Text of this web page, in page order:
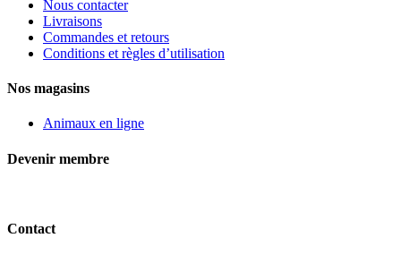
Nous contacter
Livraisons
Commandes et retours
Conditions et règles d’utilisation
Nos magasins
Animaux en ligne
Devenir membre
Contact